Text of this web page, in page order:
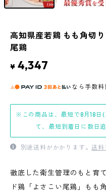
高知県産若鶏 もも角切
尾鶏
¥ 4,347
なら 手数料
※この商品は、最短で8月18日
て、最短到着日に数日
別途送料がかかります。送料
徹底した衛生管理のもと育
ド鶏「よさこい尾鶏」も